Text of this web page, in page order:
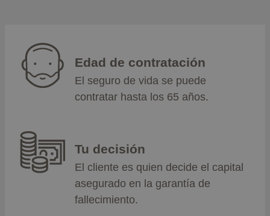
Edad de contratación
El seguro de vida se puede
contratar hasta los 65 años.
Tu decisión
El cliente es quien decide el capital
asegurado en la garantía de
fallecimiento.